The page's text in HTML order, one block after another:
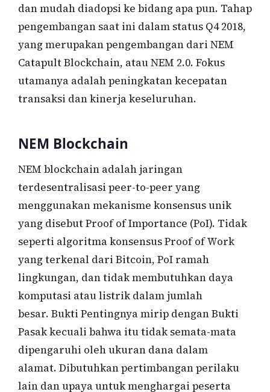
dan mudah diadopsi ke bidang apa pun. Tahap
pengembangan saat ini dalam status Q4 2018,
yang merupakan pengembangan dari NEM
Catapult Blockchain, atau NEM 2.0. Fokus
utamanya adalah peningkatan kecepatan
transaksi dan kinerja keseluruhan.
NEM Blockchain
NEM blockchain adalah jaringan
terdesentralisasi peer-to-peer yang
menggunakan mekanisme konsensus unik
yang disebut Proof of Importance (PoI). Tidak
seperti algoritma konsensus Proof of Work
yang terkenal dari Bitcoin, PoI ramah
lingkungan, dan tidak membutuhkan daya
komputasi atau listrik dalam jumlah
besar. Bukti Pentingnya mirip dengan Bukti
Pasak kecuali bahwa itu tidak semata-mata
dipengaruhi oleh ukuran dana dalam
alamat. Dibutuhkan pertimbangan perilaku
lain dan upaya untuk menghargai peserta